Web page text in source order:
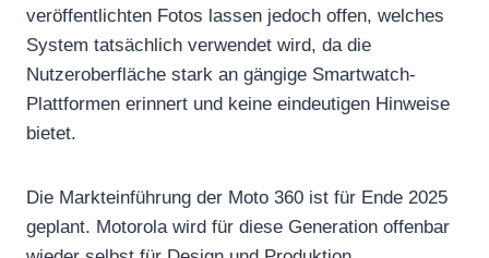
veröffentlichten Fotos lassen jedoch offen, welches
System tatsächlich verwendet wird, da die
Nutzeroberfläche stark an gängige Smartwatch-
Plattformen erinnert und keine eindeutigen Hinweise
bietet.
Die Markteinführung der Moto 360 ist für Ende 2025
geplant. Motorola wird für diese Generation offenbar